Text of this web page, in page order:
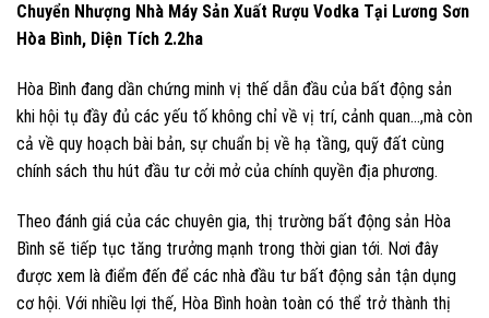
Chuyển Nhượng Nhà Máy Sản Xuất Rượu Vodka Tại Lương Sơn
Hòa Bình, Diện Tích 2.2ha
Hòa Bình đang dần chứng minh vị thế dẫn đầu của bất động sản
khi hội tụ đầy đủ các yếu tố không chỉ về vị trí, cảnh quan…,mà còn
cả về quy hoạch bài bản, sự chuẩn bị về hạ tầng, quỹ đất cùng
chính sách thu hút đầu tư cởi mở của chính quyền địa phương.
Theo đánh giá của các chuyên gia, thị trường bất động sản Hòa
Bình sẽ tiếp tục tăng trưởng mạnh trong thời gian tới. Nơi đây
được xem là điểm đến để các nhà đầu tư bất động sản tận dụng
cơ hội. Với nhiều lợi thế, Hòa Bình hoàn toàn có thể trở thành thị